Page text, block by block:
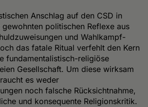
Anschlag auf den CSD in
politischen Reflexe aus
und Wahlkampf-
das fatale Ritual verfehlt den Kern
fundamentalistisch-religiöse
Gesellschaft. Um diese wirksam
es weder
noch falsche Rücksichtnahme,
und konsequente Religionskritik.